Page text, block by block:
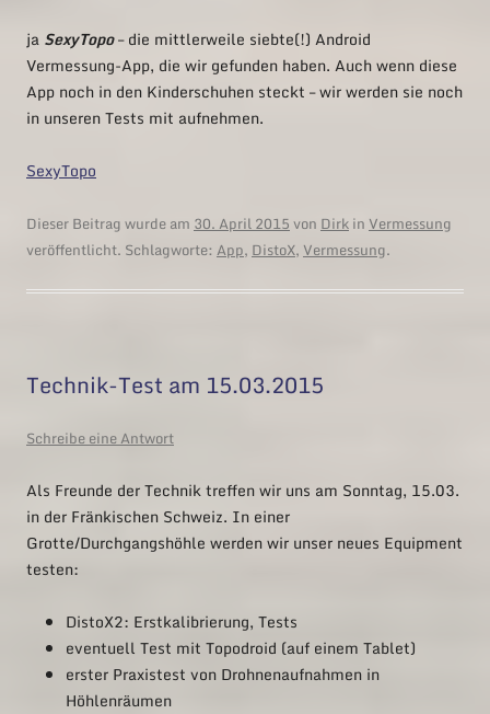
ja SexyTopo– die mittlerweile siebte(!) Android
Vermessung-App, die wir gefunden haben. Auch wenn diese
App noch in den Kinderschuhen steckt – wir werden sie noch
in unseren Tests mit aufnehmen.
SexyTopo
Dieser Beitrag wurde am 30. April 2015von Dirkin Vermessung
veröffentlicht. Schlagworte:App, DistoX, Vermessung.
Technik-Test am 15.03.2015
Schreibe eine Antwort
Als Freunde der Technik treffen wir uns am Sonntag, 15.03.
in der Fränkischen Schweiz. In einer
Grotte/Durchgangshöhle werden wir unser neues Equipment
testen:
DistoX2: Erstkalibrierung, Tests
eventuell Test mit Topodroid (auf einem Tablet)
erster Praxistest von Drohnenaufnahmen in
Höhlenräumen